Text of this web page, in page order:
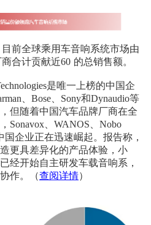
目前全球乘用车音响系统市场由
合计贡献近60 的总销售额。
是唯一上榜的中国企
、Bose、Sony和Dynaudio等
但随着中国汽车品牌厂商在全
Sonavox、WANOS、Nobo
国企业正在迅速崛起。报告称，
更具差异化的产品体验，小
经开始自主研发车载音响系，
作。
（查阅详情）